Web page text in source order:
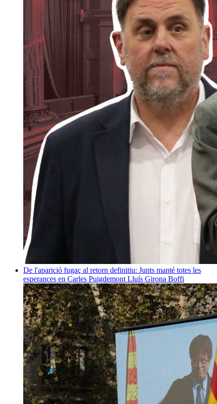
De l'aparició fugaç al retorn definitiu: Junts manté totes les
esperances en Carles Puigdemont Lluís Girona Boffi